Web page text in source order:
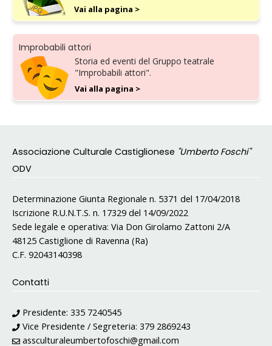
Vai alla pagina >
Improbabili attori
Storia ed eventi del Gruppo teatrale
"Improbabili attori".
Vai alla pagina >
Associazione Culturale Castiglionese "Umberto Foschi"
ODV
Determinazione Giunta Regionale n. 5371 del 17/04/2018
Iscrizione R.U.N.T.S. n. 17329 del 14/09/2022
Sede legale e operativa: Via Don Girolamo Zattoni 2/A
48125 Castiglione di Ravenna (Ra)
C.F. 92043140398
Contatti
Presidente: 335 7240545
Vice Presidente / Segreteria: 379 2869243
assculturaleumbertofoschi@gmail.com